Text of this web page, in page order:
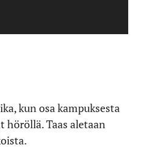
kun osa kampuksesta
höröllä. Taas aletaan